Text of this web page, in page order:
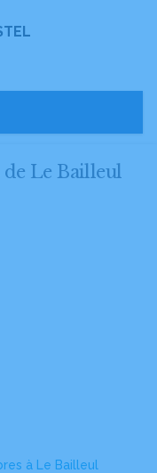
de Le Bailleul
à Le Bailleul